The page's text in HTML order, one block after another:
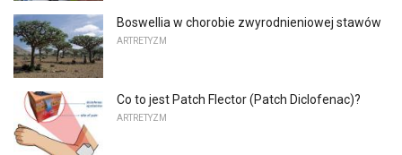
Boswellia w chorobie zwyrodnieniowej stawów
ARTRETYZM
Co to jest Patch Flector (Patch Diclofenac)?
ARTRETYZM